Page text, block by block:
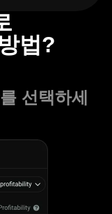
법?
선택하세